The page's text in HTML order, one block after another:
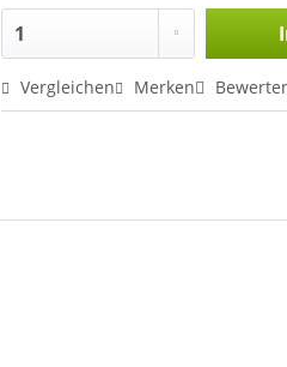
Vergleichen Merken